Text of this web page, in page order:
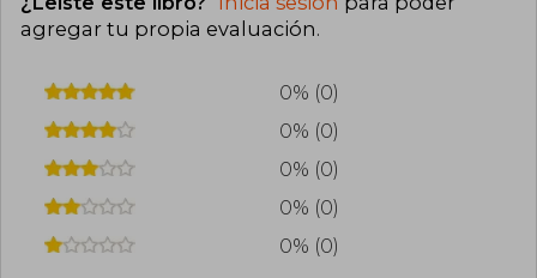
agregar tu propia evaluación.
0% (0)
0% (0)
0% (0)
0% (0)
0% (0)